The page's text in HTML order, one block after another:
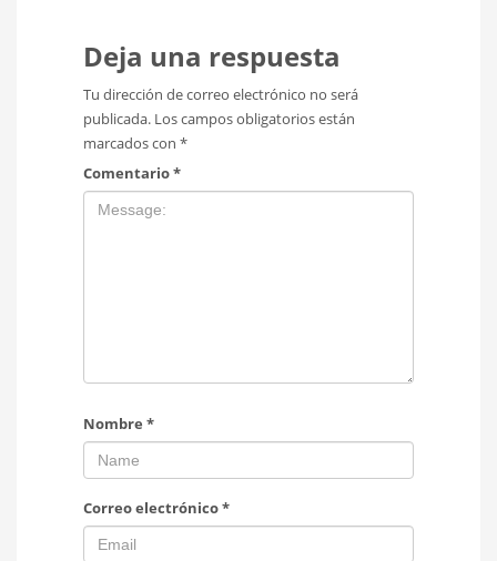
Deja una respuesta
Tu dirección de correo electrónico no será
publicada. Los campos obligatorios están
marcados con *
Comentario*
Nombre *
Correo electrónico*